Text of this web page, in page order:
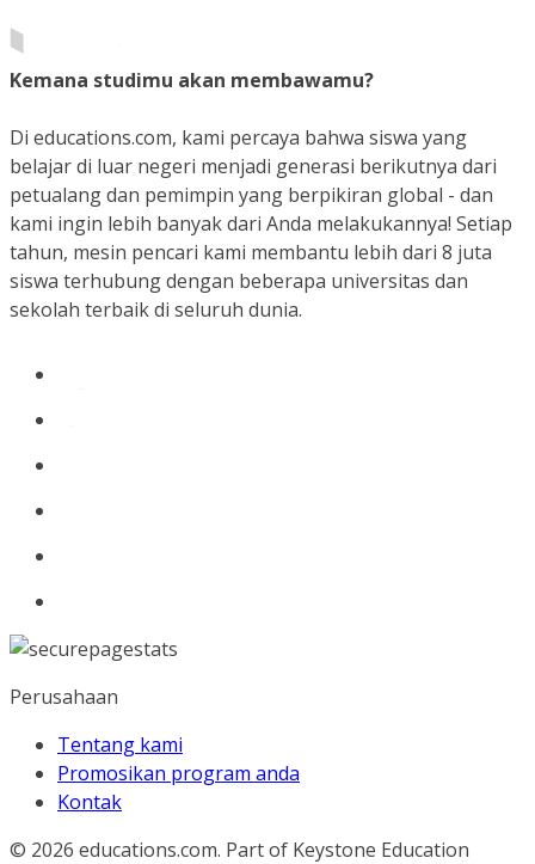
Kemana studimu akan membawamu?
Di educations.com, kami percaya bahwa siswa yang
belajar di luar negeri menjadi generasi berikutnya dari
petualang dan pemimpin yang berpikiran global - dan
kami ingin lebih banyak dari Anda melakukannya! Setiap
tahun, mesin pencari kami membantu lebih dari 8 juta
siswa terhubung dengan beberapa universitas dan
sekolah terbaik di seluruh dunia.
Perusahaan
Tentang kami
Promosikan program anda
Kontak
© 2026 educations.com. Part of Keystone Education